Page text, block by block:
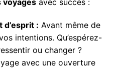
d’esprit : Avant même de
intentions. Qu’espérez-
ou changer ?
avec une ouverture